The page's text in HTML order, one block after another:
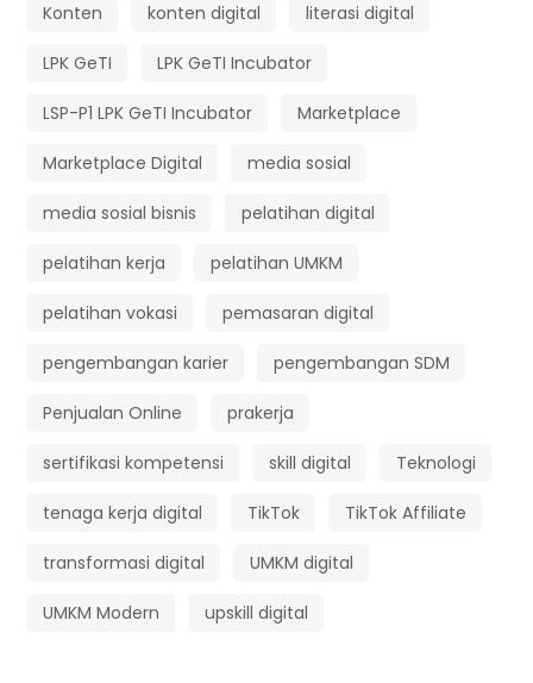
Konten konten digital literasi digital
LPK GeTI LPK GeTI Incubator
LSP-P1 LPK GeTI Incubator Marketplace
Marketplace Digital media sosial
media sosial bisnis pelatihan digital
pelatihan kerja pelatihan UMKM
pelatihan vokasi pemasaran digital
pengembangan karier pengembangan SDM
Penjualan Online prakerja
sertifikasi kompetensi skill digital Teknologi
tenaga kerja digital TikTok TikTok Affiliate
transformasi digital UMKM digital
UMKM Modern upskill digital